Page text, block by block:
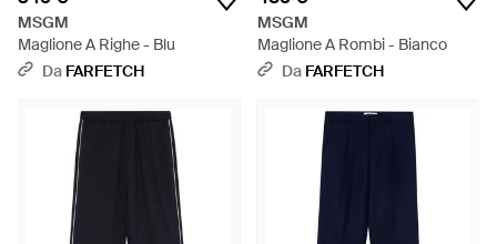
MSGM
Maglione A Righe - Blu
Da FARFETCH
MSGM
Maglione A Rombi - Bianco
Da FARFETCH